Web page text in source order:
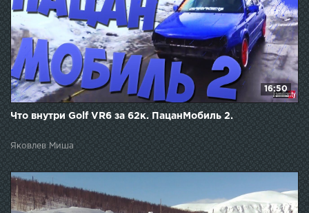
16:50
Что внутри Golf VR6 за 62к. ПацанМобиль 2.
Яковлев Миша